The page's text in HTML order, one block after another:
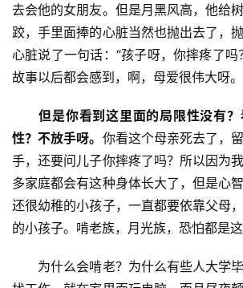
去会他的女朋友。但是月黑风高，他给
跤，手里面捧的心脏当然也抛出去了，
心脏说了一句话：“孩子呀，你摔疼了吗
故事以后都会感到，啊，母爱很伟大呀。
但是你看到这里面的局限性没有？
性？不放手呀。 你看这个母亲死去了，
手，还要问儿子你摔疼了吗？所以因为
多家庭都会有这种身体长大了，但是心
还很幼稚的小孩子，一直都要依靠父母
的小孩子。啃老族，月光族，恐怕都是这
为什么会啃老？为什么有些人大学